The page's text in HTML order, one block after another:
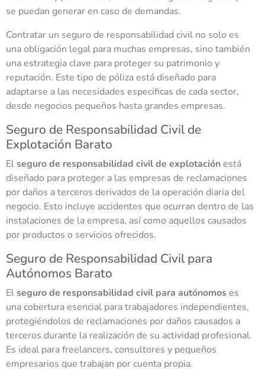
se puedan generar en caso de demandas.
Contratar un seguro de responsabilidad civil no solo es
una obligación legal para muchas empresas, sino también
una estrategia clave para proteger su patrimonio y
reputación. Este tipo de póliza está diseñado para
adaptarse a las necesidades específicas de cada sector,
desde negocios pequeños hasta grandes empresas.
Seguro de Responsabilidad Civil de
Explotación Barato
Elseguro de responsabilidad civil de explotaciónestá
diseñado para proteger a las empresas de reclamaciones
por daños a terceros derivados de la operación diaria del
negocio. Esto incluye accidentes que ocurran dentro de las
instalaciones de la empresa, así como aquellos causados
por productos o servicios ofrecidos.
Seguro de Responsabilidad Civil para
Autónomos Barato
Elseguro de responsabilidad civil para autónomoses
una cobertura esencial para trabajadores independientes,
protegiéndolos de reclamaciones por daños causados a
terceros durante la realización de su actividad profesional.
Es ideal para freelancers, consultores y pequeños
empresarios que trabajan por cuenta propia.